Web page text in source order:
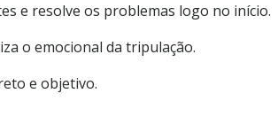
e resolve os problemas logo no início.
o emocional da tripulação.
e objetivo.